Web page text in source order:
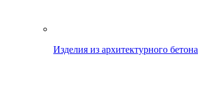
Изделия из архитектурного бетона